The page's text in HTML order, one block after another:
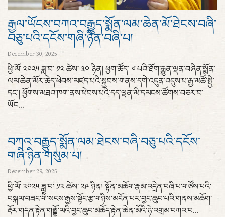
རྒྱལ་ཡོངས་བཀའ་བརྒྱུད་སྨོན་ལམ་ཆེན་མོ་ཐེངས་བཞི་
བཅུ་པའི་དངོས་གཞི་ཉིན་བཞི་པ།
December 30, 2025
ཕྱི་ལོ་ ༢༠༢༥ ཟླ་བ་ ༡༢ ཚེས་ ༣༠ ཉིན། ཕྱག་ཚོད་ ༦ པའི་ཐོག་རྒྱུན་ལྡན་བཞིན་སྨོན་
ལམ་ཆེན་མོར་ཆེད་ཕེབས་མཛད་པའི་སྐྱབས་གནས་དགེ་འདུན་འདུས་པ་རྒྱ་མཚོ་སྤྱི་
དང་། ཕྱོགས་མཐའ་ཁག་ནས་ཕེབས་པའི་དད་ལྡན་མི་དམངས་ཚོགས་བཅར་བ་
ཡོང...
བཀའ་བརྒྱུད་སྨོན་ལམ་ཐེངས་བཞི་བཅུ་པའི་དངོས་
གཞི་ཉིན་གསུམ་པ།
December 29, 2025
ཕྱི་ལོ་ ༢༠༢༥ ཟླ་བ་ ༡༢ ཚེས་ ༢༩ ཉིན། སྟོན་མཆོག་རྣམ་འདྲེན་བཞི་པ་གཙོས་པའི་
བསྐལ་བཟང་གིི་སངས་རྒྱས་སྟོང་རྩ་གཉིས་མངོན་པར་བྱང་ཆུབ་པའི་གནས་མཆོག་
རྡོར་གདན་རྟེན་གནྡྷོ་ལའི་བྱང་ཆུབ་མཆོད་རྟེན་ཆེན་མོའི་ཉེ་འགྲམ་བཀའ་བ...